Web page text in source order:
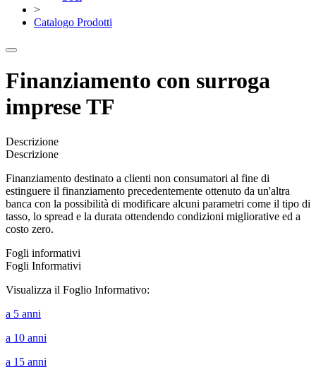
>
Catalogo Prodotti
Finanziamento con surroga
imprese TF
Descrizione
Descrizione
Finanziamento destinato a clienti non consumatori al fine di
estinguere il finanziamento precedentemente ottenuto da un'altra
banca con la possibilità di modificare alcuni parametri come il tipo di
tasso, lo spread e la durata ottendendo condizioni migliorative ed a
costo zero.
Fogli informativi
Fogli Informativi
Visualizza il Foglio Informativo:
a 5 anni
a 10 anni
a 15 anni